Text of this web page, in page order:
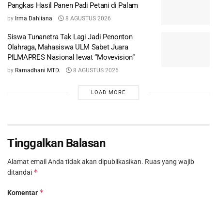
Pangkas Hasil Panen Padi Petani di Palam
by Irma Dahliana 8 AGUSTUS 2026
Siswa Tunanetra Tak Lagi Jadi Penonton
Olahraga, Mahasiswa ULM Sabet Juara
PILMAPRES Nasional lewat “Movevision”
by Ramadhani MTD. 8 AGUSTUS 2026
LOAD MORE
Tinggalkan Balasan
Alamat email Anda tidak akan dipublikasikan. Ruas yang wajib
ditandai *
Komentar *